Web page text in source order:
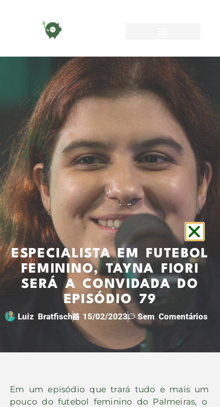
ESPECIALISTA EM FUTEBOL
FEMININO, TAYNA FIORI
SERÁ A CONVIDADA DO
EPISÓDIO 79
Luiz Bratfisch 15/02/2023 Sem Comentários
Em um episódio que trará tudo e mais um
pouco do futebol feminino do Palmeiras, o